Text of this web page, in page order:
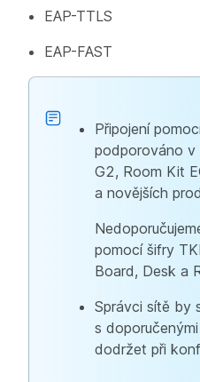
EAP-TTLS
EAP-FAST
Připojení
podporováno v
G2, Room Kit
a novějších
pomocí šifry
Board, Desk a
Správci sítě by
s
dodržet při